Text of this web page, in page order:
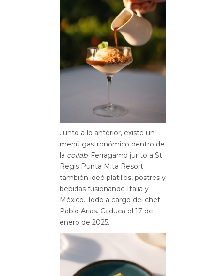
Junto a lo anterior, existe un
menú gastronómico dentro de
la collab. Ferragamo junto a St
Regis Punta Mita Resort
también ideó platillos, postres y
bebidas fusionando Italia y
México. Todo a cargo del chef
Pablo Arias. Caduca el 17 de
enero de 2025.